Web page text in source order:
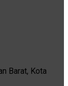
Barat, Kota